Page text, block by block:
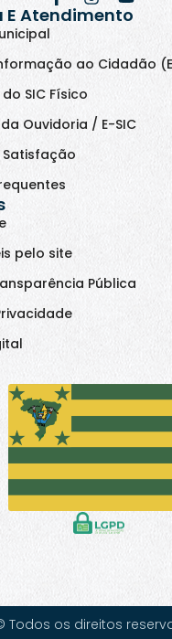
E Atendimento
ao Cidadão
SIC Físico
Ouvidoria / E-SIC
Satisfação
pelo site
Pública
Todos os direitos